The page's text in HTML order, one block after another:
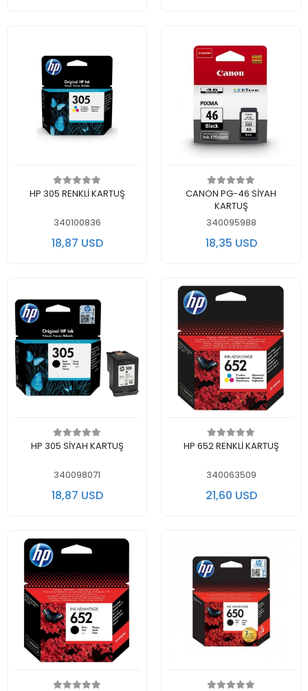
Add to cart
HP 305 RENKLİ KARTUŞ
340100836
18,87 USD
Add to cart
CANON PG-46 SİYAH
KARTUŞ
340095988
18,35 USD
Add to cart
HP 305 SİYAH KARTUŞ
340098071
18,87 USD
Add to cart
HP 652 RENKLİ KARTUŞ
340063509
21,60 USD